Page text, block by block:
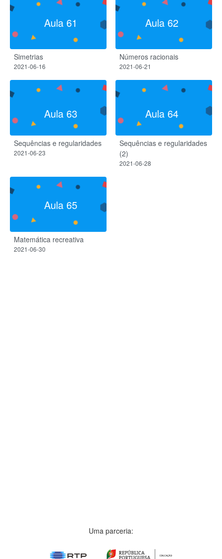
Aula 61
Simetrias
2021-06-16
Aula 62
Números racionais
2021-06-21
Aula 63
Sequências e regularidades
2021-06-23
Aula 64
Sequências e regularidades
(2)
2021-06-28
Aula 65
Matemática recreativa
2021-06-30
Uma parceria: